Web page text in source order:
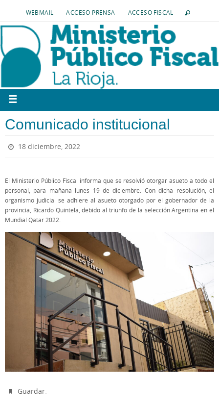
WEBMAIL ACCESO PRENSA ACCESO FISCAL
Comunicado institucional
18 diciembre, 2022
El Ministerio Público Fiscal informa que se resolvió otorgar asueto a todo el
personal, para mañana lunes 19 de diciembre. Con dicha resolución, el
organismo judicial se adhiere al asueto otorgado por el gobernador de la
provincia, Ricardo Quintela, debido al triunfo de la selección Argentina en el
Mundial Qatar 2022.
Guardar.